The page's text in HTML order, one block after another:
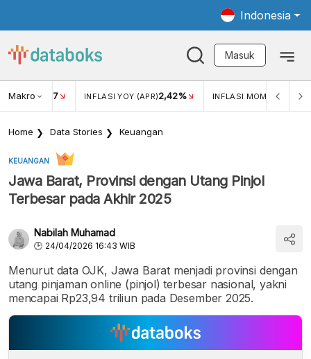
Indonesia
Masuk
Makro
USD/IDR 17 INFLASI YOY (APR)2,42% INFLASI MOM (MAR)
Home Data Stories Keuangan
KEUANGAN
Jawa Barat, Provinsi dengan Utang Pinjol
Terbesar pada Akhir 2025
Nabilah Muhamad
24/04/2026 16:43 WIB
Menurut data OJK, Jawa Barat menjadi provinsi dengan
utang pinjaman online (pinjol) terbesar nasional, yakni
mencapai Rp23,94 triliun pada Desember 2025.